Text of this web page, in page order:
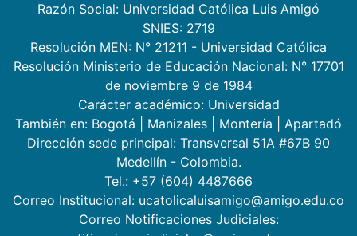
Razón Social: Universidad Católica Luis Amigó
SNIES: 2719
Resolución MEN: N° 21211 - Universidad Católica
Resolución Ministerio de Educación Nacional: N° 17701
de noviembre 9 de 1984
Carácter académico: Universidad
También en: Bogotá Manizales Montería
Apartadó
Dirección sede principal: Transversal 51A #67B 90
Medellín - Colombia.
Tel.: +57 (604) 4487666
Correo Institucional: ucatolicaluisamigo@amigo.edu.co
Correo Notificaciones Judiciales: